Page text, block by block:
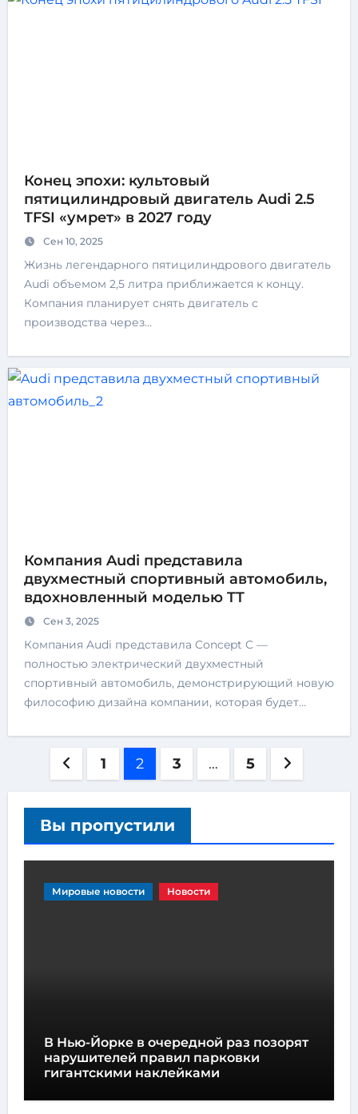
Конец эпохи: культовый
пятицилиндровый двигатель Audi 2.5
TFSI «умрет» в 2027 году
Сен 10, 2025
Жизнь легендарного пятицилиндрового двигатель
Audi объемом 2,5 литра приближается к концу.
Компания планирует снять двигатель с
производства через…
Компания Audi представила
двухместный спортивный автомобиль,
вдохновленный моделью TT
Сен 3, 2025
Компания Audi представила Concept C —
полностью электрический двухместный
спортивный автомобиль, демонстрирующий новую
философию дизайна компании, которая будет…
1 2 3 … 5
Вы пропустили
Мировые новости Новости
В Нью-Йорке в очередной раз позорят
нарушителей правил парковки
гигантскими наклейками